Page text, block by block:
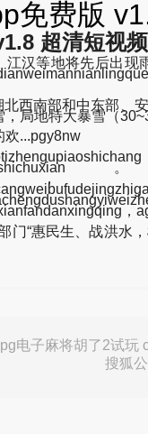
免费版
超清短视
等地将先后出现
南部和中东部、安
局地特大暴雪（
欢...pgy8nw
，
，
惠民生、战洪水，
pg电子麻将胡了2试玩
搜狐